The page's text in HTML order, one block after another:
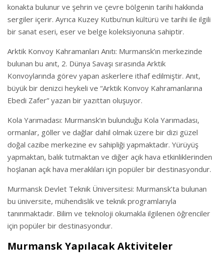
konakta bulunur ve şehrin ve çevre bölgenin tarihi hakkında
sergiler içerir. Ayrıca Kuzey Kutbu’nun kültürü ve tarihi ile ilgili
bir sanat eseri, eser ve belge koleksiyonuna sahiptir.
Arktik Konvoy Kahramanları Anıtı: Murmansk’ın merkezinde
bulunan bu anıt, 2. Dünya Savaşı sırasında Arktik
Konvoylarında görev yapan askerlere ithaf edilmiştir. Anıt,
büyük bir denizci heykeli ve “Arktik Konvoy Kahramanlarına
Ebedi Zafer” yazan bir yazıttan oluşuyor.
Kola Yarımadası: Murmansk’ın bulunduğu Kola Yarımadası,
ormanlar, göller ve dağlar dahil olmak üzere bir dizi güzel
doğal cazibe merkezine ev sahipliği yapmaktadır. Yürüyüş
yapmaktan, balık tutmaktan ve diğer açık hava etkinliklerinden
hoşlanan açık hava meraklıları için popüler bir destinasyondur.
Murmansk Devlet Teknik Üniversitesi: Murmansk’ta bulunan
bu üniversite, mühendislik ve teknik programlarıyla
tanınmaktadır. Bilim ve teknoloji okumakla ilgilenen öğrenciler
için popüler bir destinasyondur.
Murmansk Yapılacak Aktiviteler